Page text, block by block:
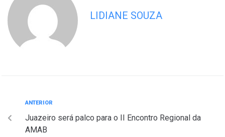
LIDIANE SOUZA
ANTERIOR
Juazeiro será palco para o II Encontro Regional da
AMAB